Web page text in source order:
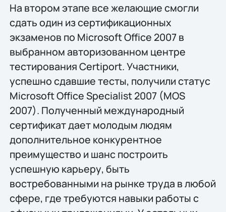
На втором этапе все желающие смогли
сдать один из сертификационных
экзаменов по Microsoft Office 2007 в
выбранном авторизованном центре
тестирования Certiport. Участники,
успешно сдавшие тесты, получили статус
Microsoft Office Specialist 2007 (MOS
2007). Полученный международный
сертификат дает молодым людям
дополнительное конкурентное
преимущество и шанс построить
успешную карьеру, быть
востребованными на рынке труда в любой
сфере, где требуются навыки работы с